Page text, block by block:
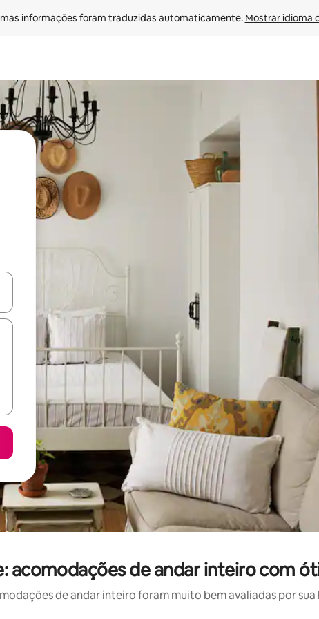
informações foram traduzidas automaticamente. Mostrar idioma
os usando as seta para cima e para baixo do teclado ou tocando e
acomodações de andar inteiro com
de andar inteiro foram muito bem avaliadas por